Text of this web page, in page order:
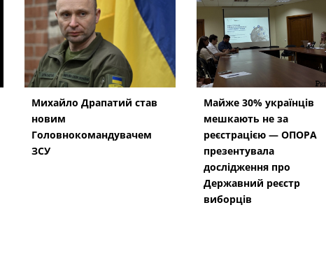
Михайло Драпатий став
новим
Головнокомандувачем
ЗСУ
Майже 30% українців
мешкають не за
реєстрацією — ОПОРА
презентувала
дослідження про
Державний реєстр
виборців